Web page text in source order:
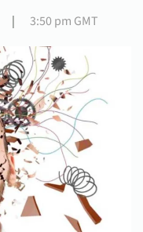
| 3:50 pm GMT